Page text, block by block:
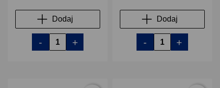
Dodaj
- +
Dodaj
- +